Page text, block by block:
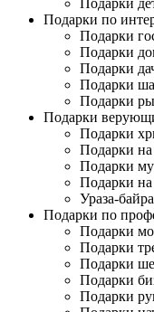
Подарки
Подарки по
Подарки
Подарки
Подарки
Подарки
Подарки
Подарки
Подарки
Подарки
Подарки
Подарки
Ураза-
Подарки по
Подарки
Подарки
Подарки
Подарки
Подарки